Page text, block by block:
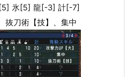
氷[5] 龍[-3] 計[-7]
抜刀術【技】、集中